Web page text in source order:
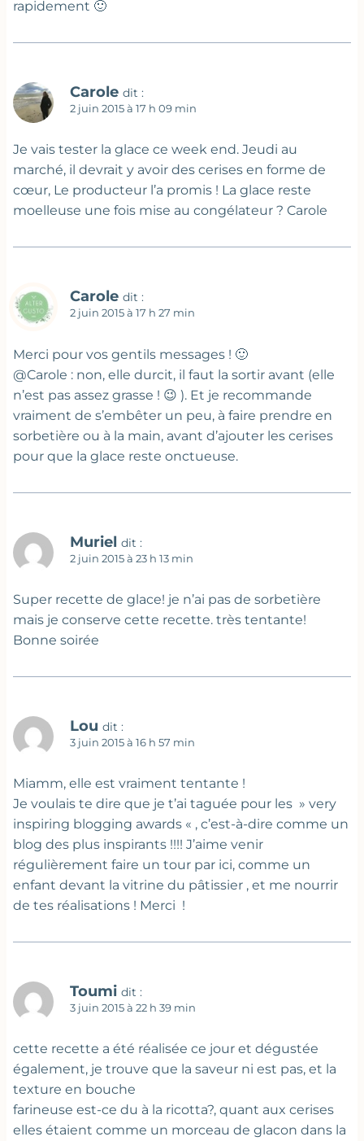
rapidement 🙂
Carole dit :
2 juin 2015 à 17 h 09 min
Je vais tester la glace ce week end. Jeudi au
marché, il devrait y avoir des cerises en forme de
cœur, Le producteur l’a promis ! La glace reste
moelleuse une fois mise au congélateur ? Carole
Carole dit :
2 juin 2015 à 17 h 27 min
Merci pour vos gentils messages ! 🙂
@Carole : non, elle durcit, il faut la sortir avant (elle
n’est pas assez grasse ! 😉 ). Et je recommande
vraiment de s’embêter un peu, à faire prendre en
sorbetière ou à la main, avant d’ajouter les cerises
pour que la glace reste onctueuse.
Muriel dit :
2 juin 2015 à 23 h 13 min
Super recette de glace! je n’ai pas de sorbetière
mais je conserve cette recette. très tentante!
Bonne soirée
Lou dit :
3 juin 2015 à 16 h 57 min
Miamm, elle est vraiment tentante !
Je voulais te dire que je t’ai taguée pour les » very
inspiring blogging awards « , c’est-à-dire comme un
blog des plus inspirants !!!! J’aime venir
régulièrement faire un tour par ici, comme un
enfant devant la vitrine du pâtissier , et me nourrir
de tes réalisations ! Merci !
Toumi dit :
3 juin 2015 à 22 h 39 min
cette recette a été réalisée ce jour et dégustée
également, je trouve que la saveur ni est pas, et la
texture en bouche
farineuse est-ce du à la ricotta?, quant aux cerises
elles étaient comme un morceau de glacon dans la